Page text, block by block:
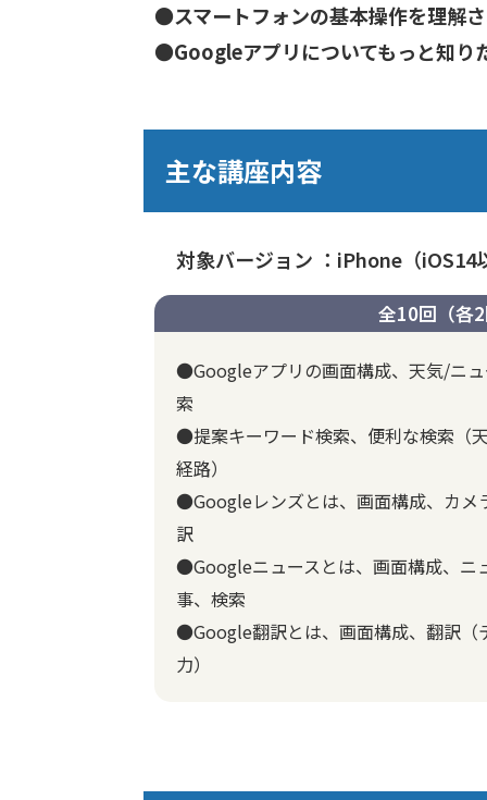
●スマートフォンの基本操作を理解
●Googleアプリについてもっと知り
主な講座内容
対象バージョン ：iPhone（iOS14
全10回（各2
●Googleアプリの画面構成、天気/ニ
索
●提案キーワード検索、便利な検索（
経路）
●Googleレンズとは、画面構成、カメ
訳
●Googleニュースとは、画面構成、ニ
事、検索
●Google翻訳とは、画面構成、翻訳（
力）